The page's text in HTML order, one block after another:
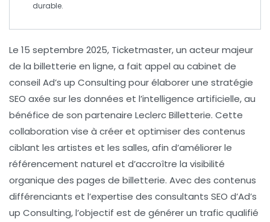
durable.
Le 15 septembre 2025, Ticketmaster, un acteur majeur
de la billetterie en ligne, a fait appel au cabinet de
conseil Ad’s up Consulting pour élaborer une stratégie
SEO axée sur les données et l’intelligence artificielle, au
bénéfice de son partenaire Leclerc Billetterie. Cette
collaboration vise à créer et optimiser des contenus
ciblant les artistes et les salles, afin d’améliorer le
référencement naturel et d’accroître la visibilité
organique des pages de billetterie. Avec des contenus
différenciants et l’expertise des consultants SEO d’Ad’s
up Consulting, l’objectif est de générer un trafic qualifié